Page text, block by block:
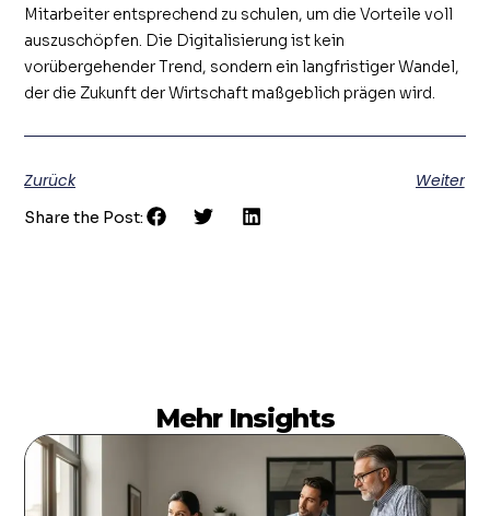
Mitarbeiter entsprechend zu schulen, um die Vorteile voll
auszuschöpfen. Die Digitalisierung ist kein
vorübergehender Trend, sondern ein langfristiger Wandel,
der die Zukunft der Wirtschaft maßgeblich prägen wird.
Zurück Weiter
Share the Post:
Mehr Insights